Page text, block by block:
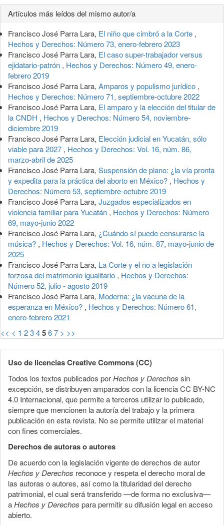
Detalles
del
artículo
Artículos más leídos del mismo autor/a
Francisco José Parra Lara, El niño que cimbró a la Corte ,
Hechos y Derechos: Número 73, enero-febrero 2023
Francisco José Parra Lara, El caso super-trabajador versus
ejidatario-patrón , Hechos y Derechos: Número 49, enero-
febrero 2019
Francisco José Parra Lara, Amparos y populismo jurídico ,
Hechos y Derechos: Número 71, septiembre-octubre 2022
Francisco José Parra Lara, El amparo y la elección del titular de
la CNDH , Hechos y Derechos: Número 54, noviembre-
diciembre 2019
Francisco José Parra Lara, Elección judicial en Yucatán, sólo
viable para 2027 , Hechos y Derechos: Vol. 16, núm. 86,
marzo-abril de 2025
Francisco José Parra Lara, Suspensión de plano: ¿la vía pronta
y expedita para la práctica del aborto en México? , Hechos y
Derechos: Número 53, septiembre-octubre 2019
Francisco José Parra Lara, Juzgados especializados en
violencia familiar para Yucatán , Hechos y Derechos: Número
69, mayo-junio 2022
Francisco José Parra Lara, ¿Cuándo sí puede censurarse la
música? , Hechos y Derechos: Vol. 16, núm. 87, mayo-junio de
2025
Francisco José Parra Lara, La Corte y el no a legislación
forzosa del matrimonio igualitario , Hechos y Derechos:
Número 52, julio - agosto 2019
Francisco José Parra Lara, Moderna: ¿la vacuna de la
esperanza en México? , Hechos y Derechos: Número 61,
enero-febrero 2021
<< < 1 234567 > >>
Uso de licencias Creative Commons (CC)
Todos los textos publicados porHechos y Derechos sin
excepción, se distribuyen amparados con la licencia CC BY-NC
4.0 Internacional, que permite a terceros utilizar lo publicado,
siempre que mencionen la autoría del trabajo y la primera
publicación en esta revista. No se permite utilizar el material
con fines comerciales.
Derechos de autoras o autores
De acuerdo con la legislación vigente de derechos de autor
Hechos y Derechos reconoce y respeta el derecho moral de
las autoras o autores, así como la titularidad del derecho
patrimonial, el cual será transferido —de forma no exclusiva—
aHechos y Derechos para permitir su difusión legal en acceso
abierto.